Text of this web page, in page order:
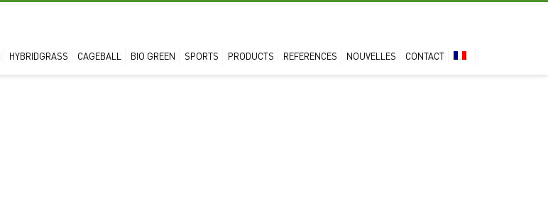
HYBRIDGRASS CAGEBALL BIO GREEN SPORTS PRODUCTS REFERENCES NOUVELLES CONTACT